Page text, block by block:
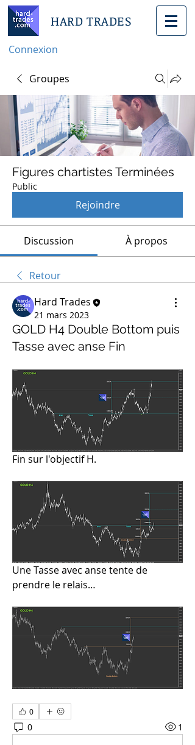
HARD TRADES
Connexion
Groupes
Figures chartistes Terminées
Public
Rejoindre
Discussion À propos
Retour
Hard Trades
21 mars 2023
GOLD H4 Double Bottom puis
Tasse avec anse Fin
Fin sur l'objectif H.
Une Tasse avec anse tente de
prendre le relais…
0
0 1